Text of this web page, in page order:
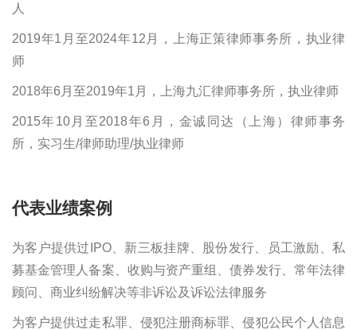
人
2019年1月至2024年12月，上海正策律师事务所，执业律
师
2018年6月至2019年1月，上海九汇律师事务所，执业律师
2015年10月至2018年6月，金诚同达（上海）律师事务
所，实习生/律师助理/执业律师
代表业绩案例
为客户提供过IPO、新三板挂牌、股份发行、员工激励、私
募基金管理人备案、收购与资产重组、债券发行、常年法律
顾问、商业纠纷解决等非诉讼及诉讼法律服务
为客户提供过走私罪、侵犯注册商标罪、侵犯公民个人信息